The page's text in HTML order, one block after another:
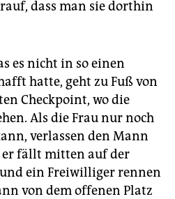
dass man sie dorthin
es nicht in so einen
hatte, geht zu Fuß von
Checkpoint, wo die
Als die Frau nur noch
verlassen den Mann
fällt mitten auf der
ein Freiwilliger rennen
von dem offenen Platz